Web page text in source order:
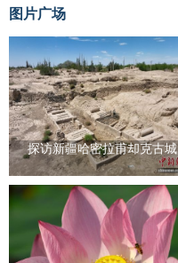
图片广场
探访新疆哈密拉甫却克古城